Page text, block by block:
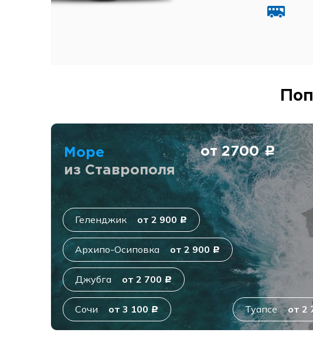
Море
из Ставрополя
от 2700c
Геленджик от 2 900 c
Архипо-Осиповка от 2 900 c
Джубга от 2 700 c
Сочи от 3 100 c Туапсе от 2